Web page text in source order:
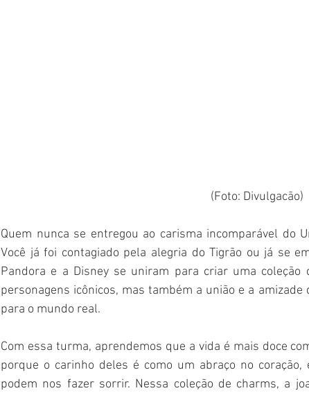
(Foto: Divulgacão)
Quem nunca se entregou ao carisma incomparável do
Você já foi contagiado pela alegria do Tigrão ou já se
Pandora e a Disney se uniram para criar uma coleção
personagens icônicos, mas também a união e a
para o mundo real.
Com essa turma, aprendemos que a vida é mais doce
porque o carinho deles é como um abraço no
podem nos fazer sorrir. Nessa coleção de charms, a